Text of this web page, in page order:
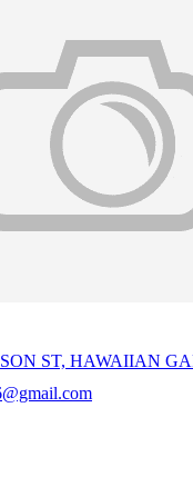
ST, HAWAIIAN